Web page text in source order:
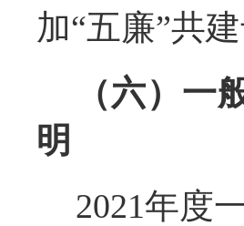
加“五廉”共
（六）一
明
2021年度